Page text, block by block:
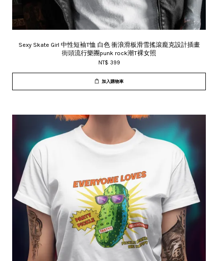
Sexy Skate Girl 中性短袖T恤 白色 衝浪滑板滑雪搖滾龐克設計插畫
街頭流行樂團punk rock潮T裸女照
NT$ 399
加入購物車